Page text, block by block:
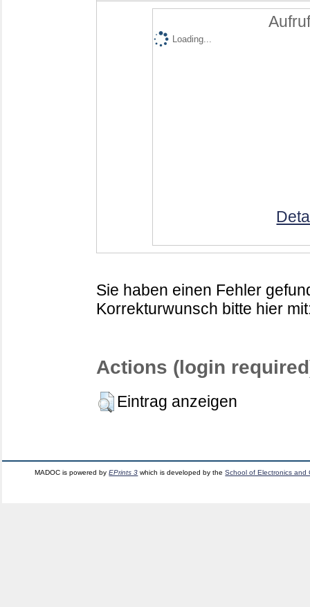
Loading...
Sie haben einen Fehler
Korrekturwunsch bitte hier
Actions (login
Eintrag anzeigen
MADOC is powered byEPrints 3 which is developed by theSchool of Electronics and